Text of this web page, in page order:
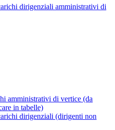
dirigenziali amministrativi di
amministrativi di vertice (da
in tabelle)
dirigenziali (dirigenti non